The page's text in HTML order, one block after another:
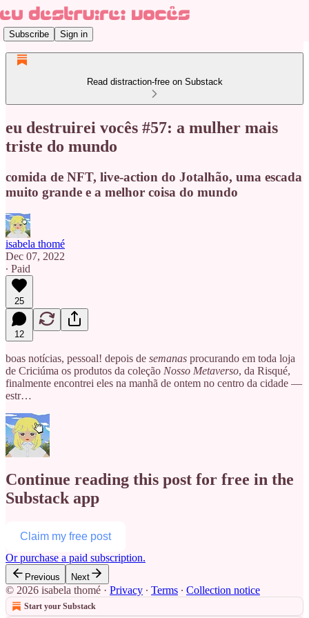
Subscribe Sign in
Read distraction-free on Substack
eu destruirei vocês #57: a mulher mais
triste do mundo
comida de NFT, live-action do Jotalhão, uma escada
muito grande e a melhor coisa do mundo
isabela thomé
Dec 07, 2022
∙ Paid
25
12
boas notícias, pessoal! depois de semanas procurando em toda loja
de Criciúma os produtos da coleção Nosso Metaverso, da Risqué,
finalmente encontrei eles na manhã de ontem no centro da cidade —
estr…
Continue reading this post for free in the
Substack app
Claim my free post
Or purchase a paid subscription.
Previous Next
© 2026 isabela thomé · Privacy ∙ Terms ∙ Collection notice
Start your Substack